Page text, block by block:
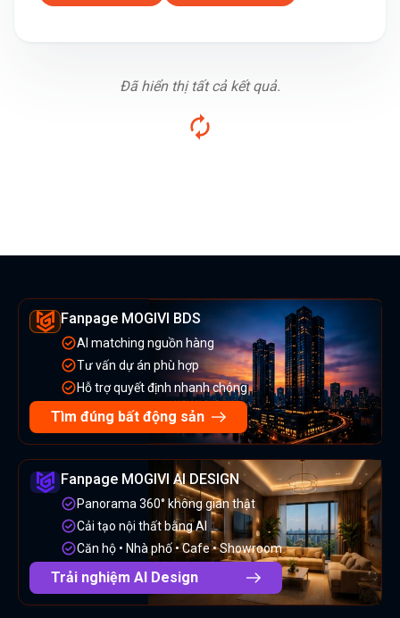
Đã hiển thị tất cả kết quả.
Fanpage MOGIVI BDS
AI matching nguồn hàng
Tư vấn dự án phù hợp
Hỗ trợ quyết định nhanh chóng
Tìm đúng bất động sản
Fanpage MOGIVI AI DESIGN
Panorama 360° không gian thật
Cải tạo nội thất bằng AI
Căn hộ • Nhà phố • Cafe • Showroom
Trải nghiệm AI Design